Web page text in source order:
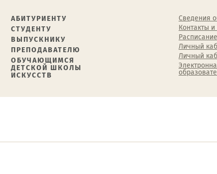
АБИТУРИЕНТУ
СТУДЕНТУ
ВЫПУСКНИКУ
ПРЕПОДАВАТЕЛЮ
ОБУЧАЮЩИМСЯ
ДЕТСКОЙ ШКОЛЫ
ИСКУССТВ
Сведения
Контакты
Личный
Личный